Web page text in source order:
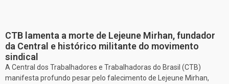
CTB lamenta a morte de Lejeune Mirhan, fundador
da Central e histórico militante do movimento
sindical
A Central dos Trabalhadores e Trabalhadoras do Brasil (CTB)
manifesta profundo pesar pelo falecimento de Lejeune Mirhan,